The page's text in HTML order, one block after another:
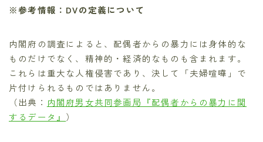
※参考情報：DVの定義について
内閣府の調査によると、配偶者からの暴力には身体的な
ものだけでなく、精神的・経済的なものも含まれます。
これらは重大な人権侵害であり、決して「夫婦喧嘩」で
片付けられるものではありません。
（出典： 内閣府男女共同参画局『配偶者からの暴力に関
するデータ』 ）